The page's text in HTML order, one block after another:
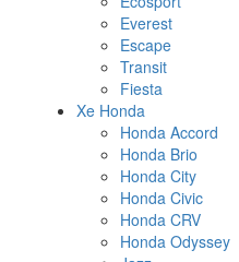
Everest
Escape
Transit
Fiesta
Xe Honda
Honda Accord
Honda Brio
Honda City
Honda Civic
Honda CRV
Honda Odyssey